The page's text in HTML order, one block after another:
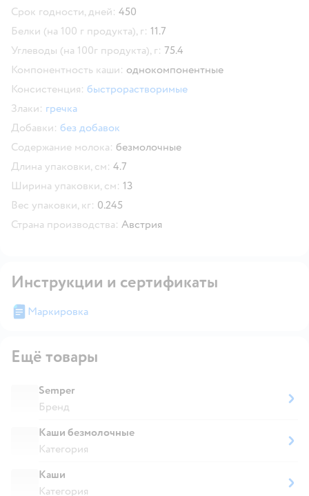
Срок годности, дней: 450
Белки (на 100 г продукта), г: 11.7
Углеводы (на 100г продукта), г: 75.4
Компонентность каши: однокомпонентные
Консистенция: быстрорастворимые
Злаки: гречка
Добавки: без добавок
Содержание молока: безмолочные
Длина упаковки, см: 4.7
Ширина упаковки, см: 13
Вес упаковки, кг: 0.245
Страна производства: Австрия
Инструкции и сертификаты
Маркировка
Ещё товары
Semper
Бренд
Каши безмолочные
Категория
Каши
Категория